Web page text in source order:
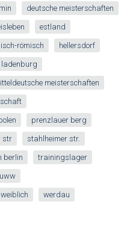
deutsche meisterschaften
estland
römisch hellersdorf
ladenburg
meisterschaften
prenzlauer berg
str stahlheimer str.
berlin trainingslager
uww
weiblich werdau